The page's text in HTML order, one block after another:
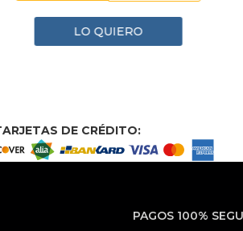
DE CRÉDITO:
PAGOS 100%